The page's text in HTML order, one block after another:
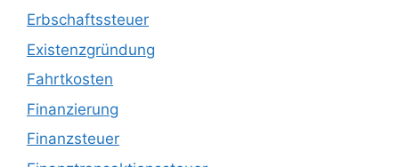
Erbschaftssteuer
Existenzgründung
Fahrtkosten
Finanzierung
Finanzsteuer